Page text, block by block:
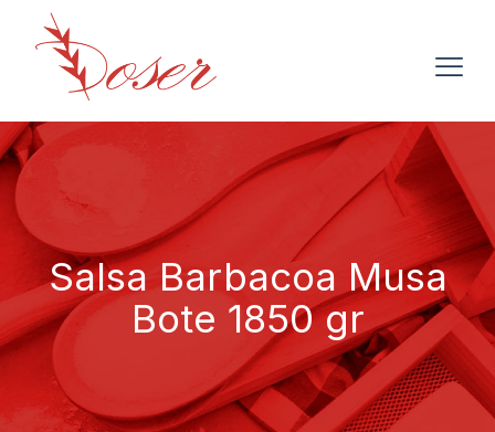
Salsa Barbacoa Musa
Bote 1850 gr